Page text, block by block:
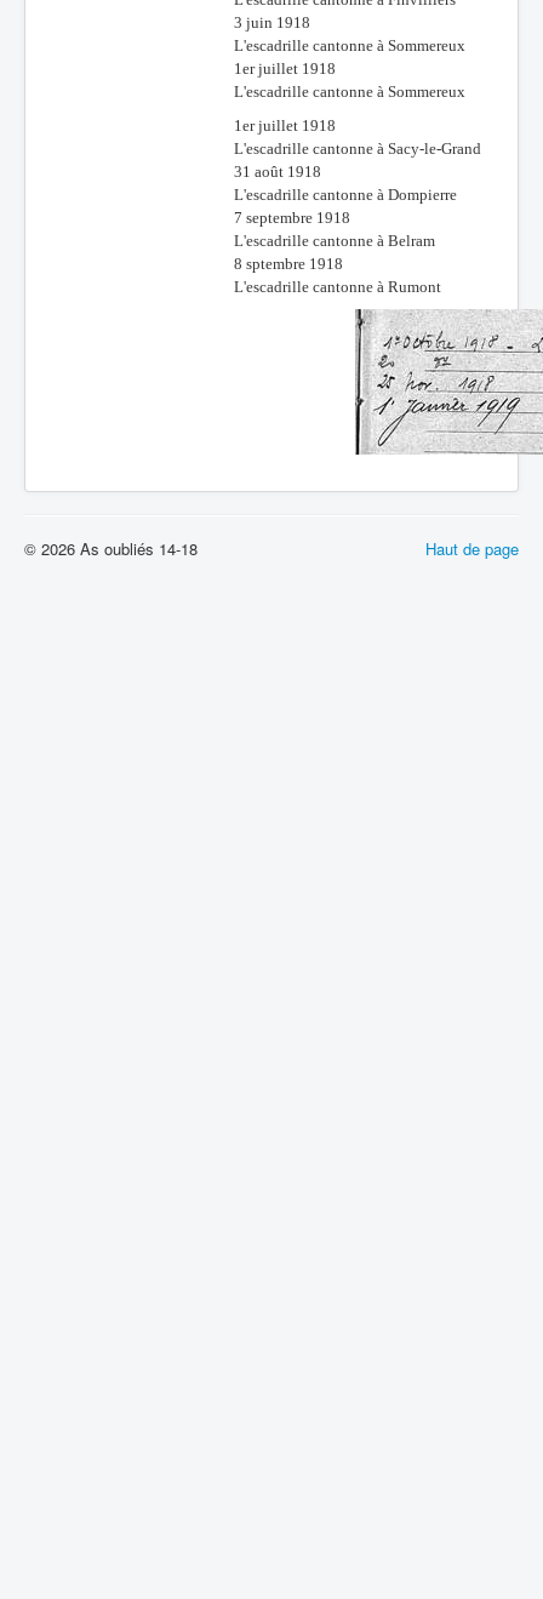
3 juin 1918
L'escadrille cantonne à Sommereux
1er juillet 1918
L'escadrille cantonne à Sommereux
1er juillet 1918
L'escadrille cantonne à Sacy-le-Grand
31 août 1918
L'escadrille cantonne à Dompierre
7 septembre 1918
L'escadrille cantonne à Belram
8 sptembre 1918
L'escadrille cantonne à Rumont
Haut de page
© 2026 As oubliés 14-18